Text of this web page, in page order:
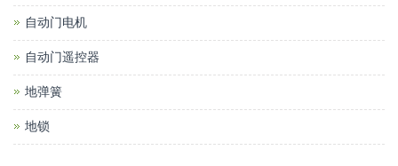
自动门电机
自动门遥控器
地弹簧
地锁